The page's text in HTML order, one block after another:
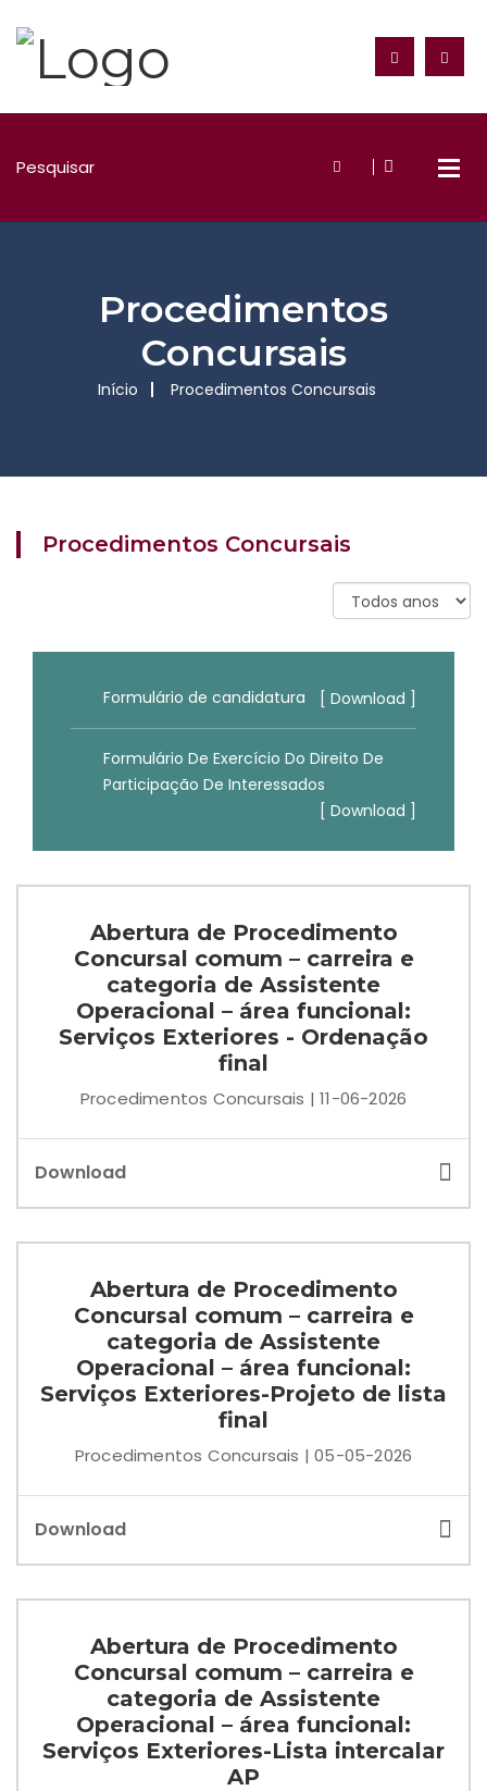
Procedimentos
Concursais
Início Procedimentos Concursais
Procedimentos Concursais
Formulário de candidatura [ Download ]
Formulário De Exercício Do Direito De
Participação De Interessados
[ Download ]
Abertura de Procedimento
Concursal comum – carreira e
categoria de Assistente
Operacional – área funcional:
Serviços Exteriores - Ordenação
final
Procedimentos Concursais | 11-06-2026
Download
Abertura de Procedimento
Concursal comum – carreira e
categoria de Assistente
Operacional – área funcional:
Serviços Exteriores-Projeto de lista
final
Procedimentos Concursais | 05-05-2026
Download
Abertura de Procedimento
Concursal comum – carreira e
categoria de Assistente
Operacional – área funcional:
Serviços Exteriores-Lista intercalar
AP